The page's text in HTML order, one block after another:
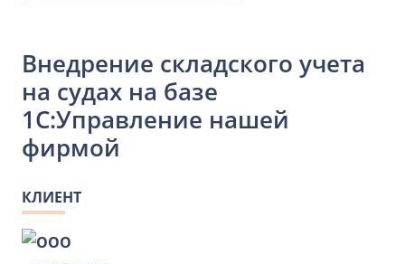
Внедрение складского учета
на судах на базе
1С:Управление нашей
фирмой
КЛИЕНТ